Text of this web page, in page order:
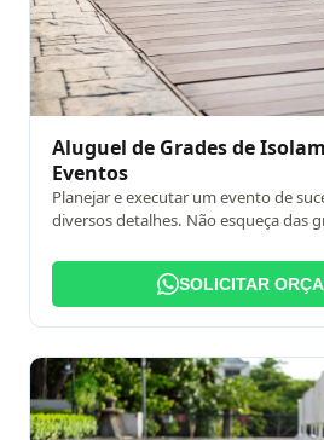
Aluguel de Grades de
Eventos
Planejar e executar um evento de
diversos detalhes. Não esqueça das
SOLICITAR